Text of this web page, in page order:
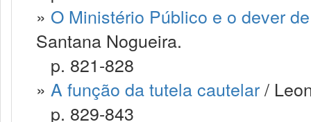
» O Ministério Público e o dever
Santana Nogueira.
p. 821-828
» A função da tutela cautelar/
p. 829-843